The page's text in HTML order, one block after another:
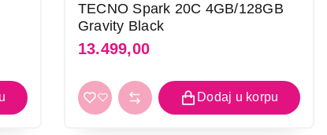
TECNO Spark 20C 4GB/128GB
Gravity Black
13.499,00